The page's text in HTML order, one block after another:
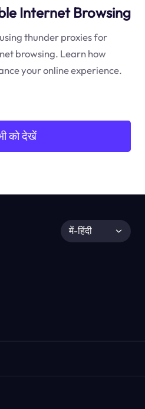
Internet Browsing
thunder proxies for
browsing. Learn how
your online experience.
को देखें
में-हिंदी